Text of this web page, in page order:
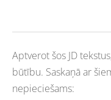
Aptverot šos JD
būtību. Saskaņā ar
nepieciešams: